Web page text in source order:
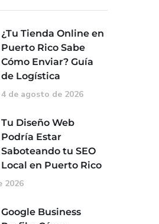
¿Tu Tienda Online en
Puerto Rico Sabe
Cómo Enviar? Guía
de Logística
4 de agosto de 2026
Tu Diseño Web
Podría Estar
Saboteando tu SEO
Local en Puerto Rico
2026
Google Business